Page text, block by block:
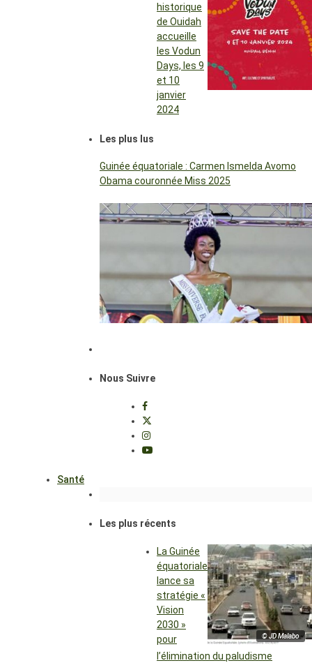
historique
de Ouidah
accueille
les Vodun
Days, les 9
et 10
janvier
2024
Les plus lus
Guinée équatoriale : Carmen Ismelda Avomo
Obama couronnée Miss 2025
Nous Suivre
Santé
Les plus récents
© JD Malabo
La Guinée
équatoriale
lance sa
stratégie «
Vision
2030 »
pour
l’élimination du paludisme